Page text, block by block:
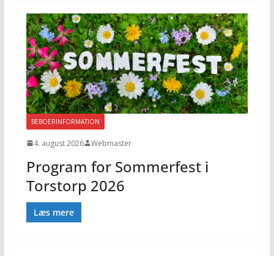
BEBOERINFORMATION
4. august 2026 Webmaster
Program for Sommerfest i
Torstorp 2026
Læs mere